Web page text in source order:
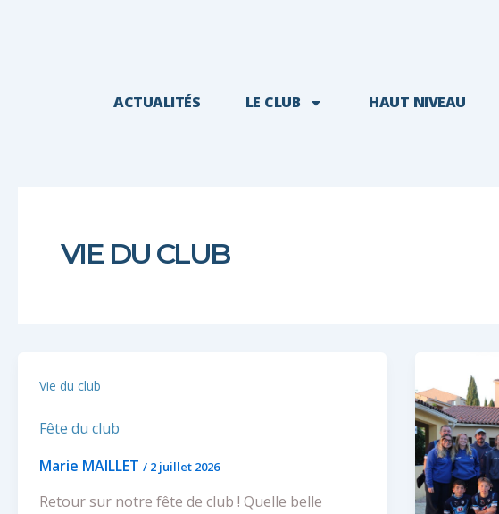
ACTUALITÉS LE CLUB HAUT NIVEAU
VIE DU CLUB
Vie du club
Fête du club
Marie MAILLET / 2 juillet 2026
Retour sur notre fête de club ! Quelle belle